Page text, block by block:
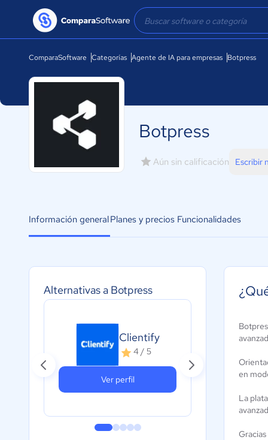
ComparaSoftware Categorías Agente de IA para empresas Botpress
Botpress
Aún sin calificación Escribir
Información generalPlanes y precios Funcionalidades
Alternativas a Botpress
Clientify
4 / 5
Ver perfil
en
La